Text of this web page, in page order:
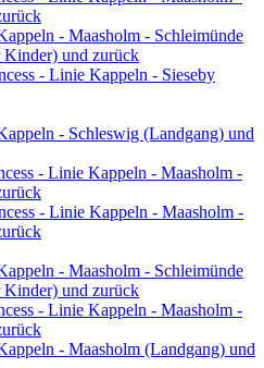
- Maasholm - Schleimünde
Kinder) und zurück
- Linie Kappeln - Sieseby
- Schleswig (Landgang) und
- Linie Kappeln - Maasholm -
- Linie Kappeln - Maasholm -
- Maasholm - Schleimünde
Kinder) und zurück
- Linie Kappeln - Maasholm -
- Maasholm (Landgang) und